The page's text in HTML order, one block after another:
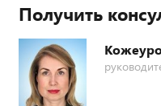
Получить